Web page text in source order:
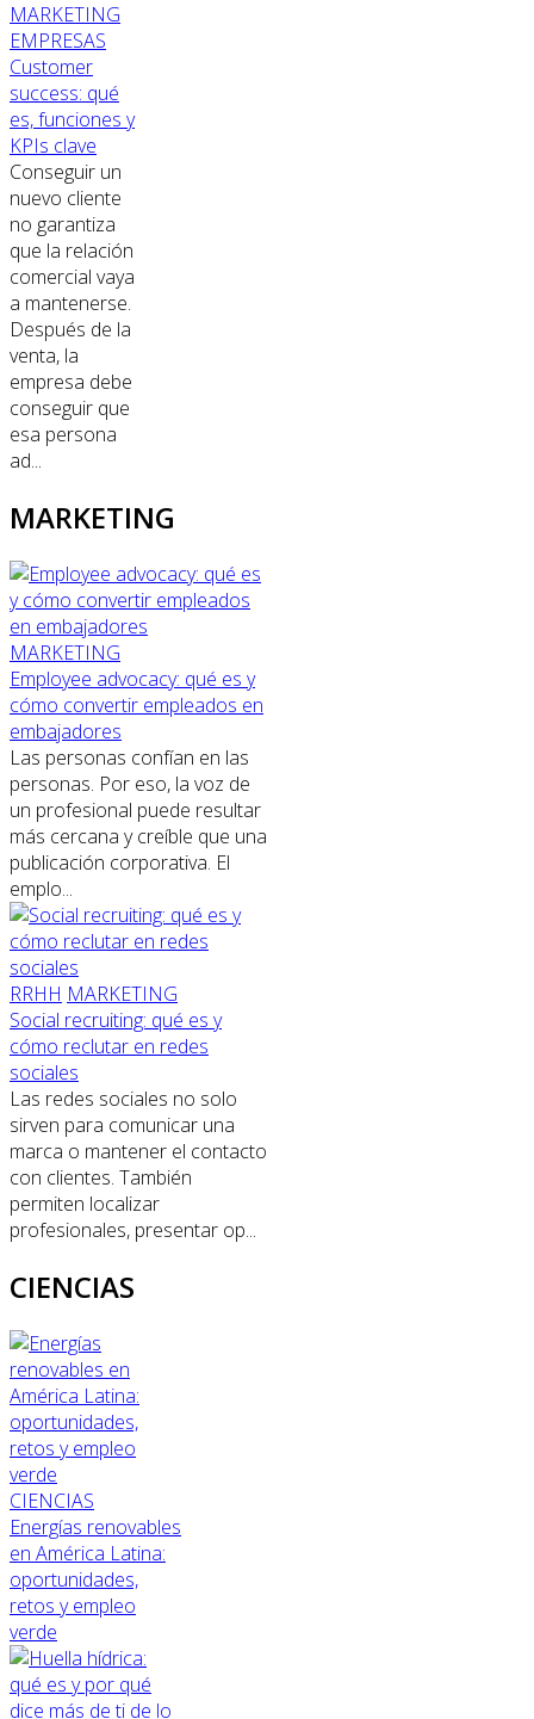
MARKETING
EMPRESAS
Customer
success: qué
es, funciones y
KPIs clave
Conseguir un
nuevo cliente
no garantiza
que la relación
comercial vaya
a mantenerse.
Después de la
venta, la
empresa debe
conseguir que
esa persona
ad...
MARKETING
MARKETING
Employee advocacy: qué es y
cómo convertir empleados en
embajadores
Las personas confían en las
personas. Por eso, la voz de
un profesional puede resultar
más cercana y creíble que una
publicación corporativa. El
emplo...
RRHH MARKETING
Social recruiting: qué es y
cómo reclutar en redes
sociales
Las redes sociales no solo
sirven para comunicar una
marca o mantener el contacto
con clientes. También
permiten localizar
profesionales, presentar op...
CIENCIAS
CIENCIAS
Energías renovables
en América Latina:
oportunidades,
retos y empleo
verde